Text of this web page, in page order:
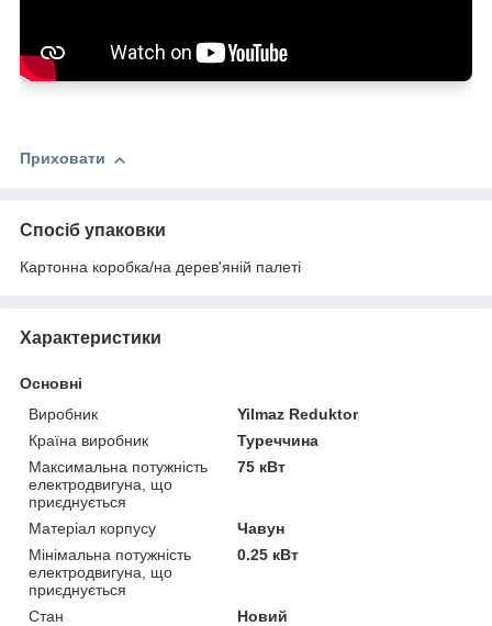
Охолодження:
Приховати
Спосіб упаковки
Картонна коробка/на дерев'яній палеті
Характеристики
Основні
Виробник
Yilmaz Reduktor
Країна виробник
Туреччина
Максимальна потужність
електродвигуна, що
приєднується
75 кВт
Матеріал корпусу
Чавун
Мінімальна потужність
електродвигуна, що
приєднується
0.25 кВт
Стан
Новий